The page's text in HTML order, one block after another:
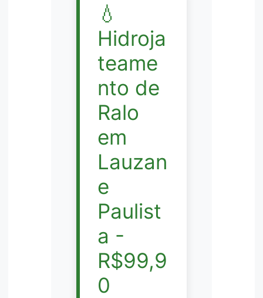
💧
Hidroja
teame
nto de
Ralo
em
Lauzan
e
Paulist
a -
R$99,9
0